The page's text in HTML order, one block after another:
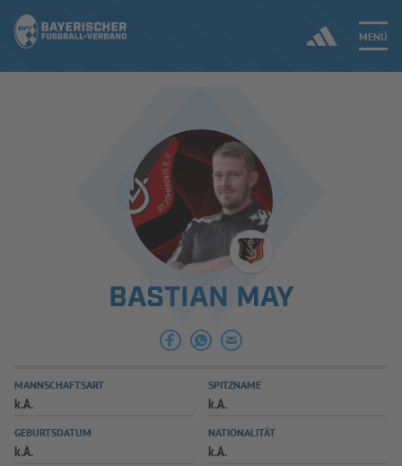
MENÜ
ERGEBNISSE & WETTBEWERBE
SPIELBETRIEB & VERBANDSLEBEN
AUSBILDUNG & FÖRDERUNG
SPIELPLUS
BASTIAN MAY
MANNSCHAFTSART
k.A.
SPITZNAME
k.A.
GEBURTSDATUM
k.A.
NATIONALITÄT
k.A.